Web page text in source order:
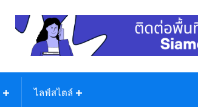
ไลฟ์สไตล์